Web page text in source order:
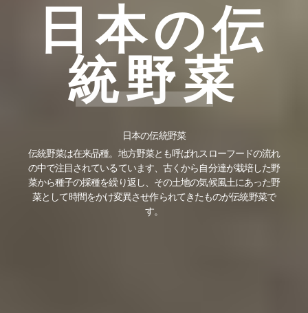
日本の伝
統野菜
日本の伝統野菜
伝統野菜は在来品種。地方野菜とも呼ばれスローフードの流れ
の中で注目されているています、古くから自分達が栽培した野
菜から種子の採種を繰り返し、その土地の気候風土にあった野
菜として時間をかけ変異させ作られてきたものが伝統野菜で
す。